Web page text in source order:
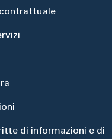
di informazioni e di